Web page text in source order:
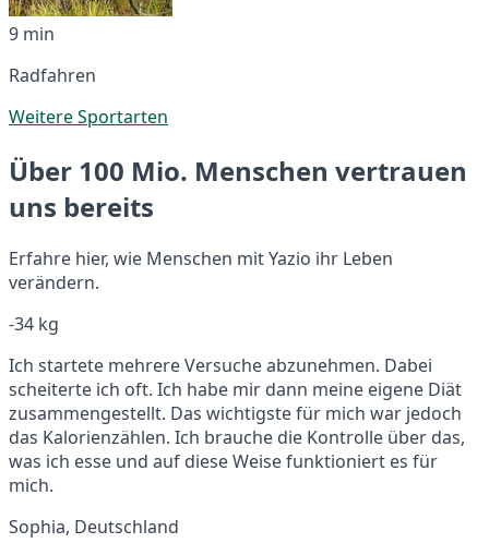
9 min
Radfahren
Weitere Sportarten
Über 100 Mio. Menschen vertrauen
uns bereits
Erfahre hier, wie Menschen mit Yazio ihr Leben
verändern.
-34 kg
Ich startete mehrere Versuche abzunehmen. Dabei
scheiterte ich oft. Ich habe mir dann meine eigene Diät
zusammengestellt. Das wichtigste für mich war jedoch
das Kalorienzählen. Ich brauche die Kontrolle über das,
was ich esse und auf diese Weise funktioniert es für
mich.
Sophia, Deutschland